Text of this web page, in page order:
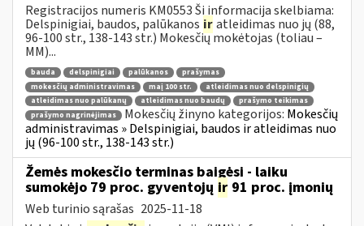
Registracijos numeris KM0553 Ši informacija skelbiama:
Delspinigiai, baudos, palūkanos iratleidimas nuo jų (88,
96-100 str., 138-143 str.) Mokesčių mokėtojas (toliau –
MM)...
bauda delspinigiai palūkanos
prašymas
mokesčių administravimas
maį 100 str.
atleidimas nuo delspinigių
atleidimas nuo palūkanų
atleidimas nuo baudų
prašymo teikimas
prašymo nagrinėjimas
Mokesčių žinyno kategorijos: Mokesčių
administravimas » Delspinigiai, baudos ir atleidimas nuo
jų (96-100 str., 138-143 str.)
Žemės mokesčio terminas baigėsi - laiku
sumokėjo 79 proc. gyventojų ir 91 proc. įmonių
Web turinio sąrašas 2025-11-18